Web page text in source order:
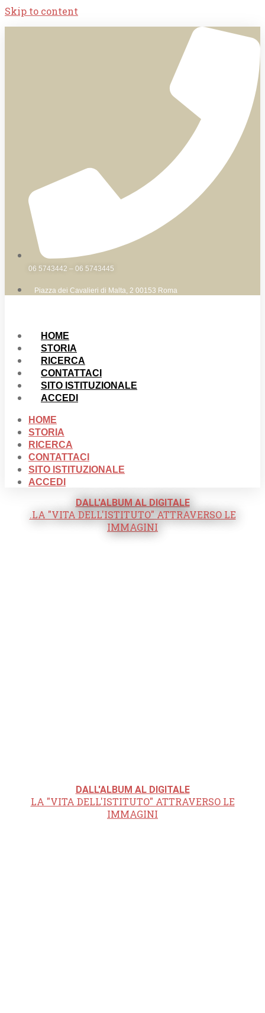
Skip to content
06 5743442 – 06 5743445
Piazza dei Cavalieri di Malta, 2 00153 Roma
HOME
STORIA
RICERCA
CONTATTACI
SITO ISTITUZIONALE
ACCEDI
HOME
STORIA
RICERCA
CONTATTACI
SITO ISTITUZIONALE
ACCEDI
DALL'ALBUM AL DIGITALE
.LA "VITA DELL'ISTITUTO" ATTRAVERSO LE
IMMAGINI
DALL'ALBUM AL DIGITALE
LA "VITA DELL'ISTITUTO" ATTRAVERSO LE
IMMAGINI